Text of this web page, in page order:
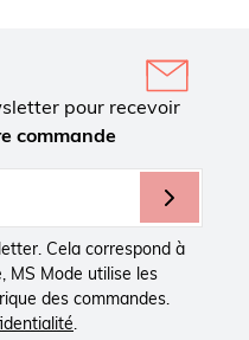
pour recevoir
commande
Cela correspond à
MS Mode utilise les
des commandes.